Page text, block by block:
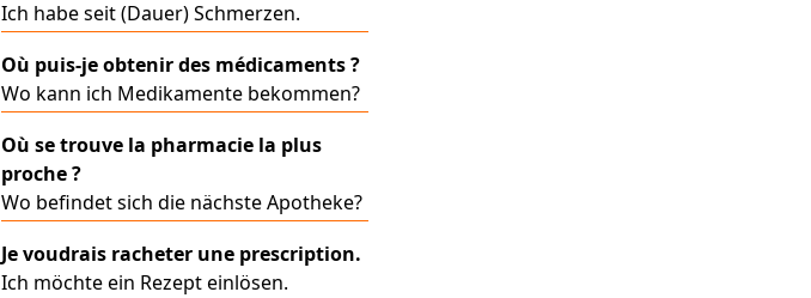
Ich habe seit (Dauer) Schmerzen.
Où puis-je obtenir des médicaments ?
Wo kann ich Medikamente bekommen?
Où se trouve la pharmacie la plus
proche ?
Wo befindet sich die nächste Apotheke?
Je voudrais racheter une prescription.
Ich möchte ein Rezept einlösen.